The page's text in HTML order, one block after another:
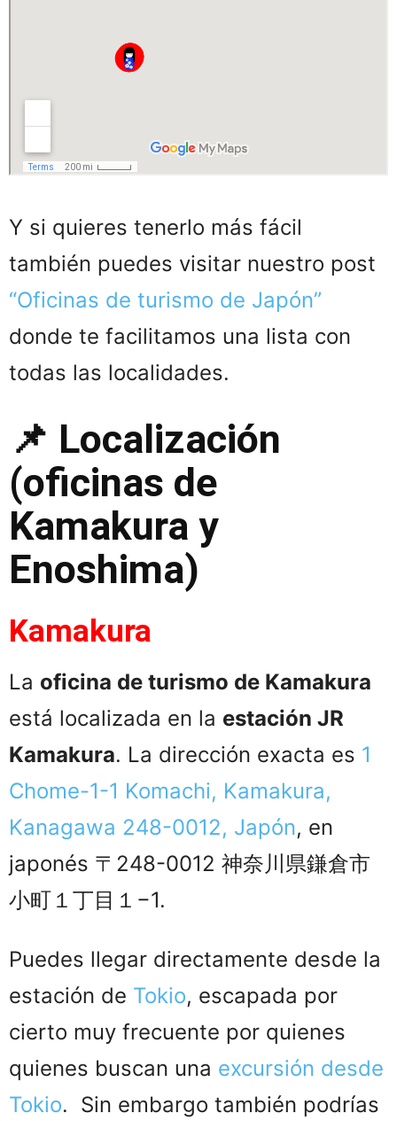
Y si quieres tenerlo más fácil
también puedes visitar nuestro post
“Oficinas de turismo de Japón”
donde te facilitamos una lista con
todas las localidades.
📌 Localización
(oficinas de
Kamakura y
Enoshima)
Kamakura
La oficina de turismo de Kamakura
está localizada en la estación JR
Kamakura. La dirección exacta es 1
Chome-1-1 Komachi, Kamakura,
Kanagawa 248-0012, Japón, en
japonés 〒248-0012 神奈川県鎌倉市
小町１丁目１−1.
Puedes llegar directamente desde la
estación de Tokio, escapada por
cierto muy frecuente por quienes
quienes buscan una excursión desde
Tokio. Sin embargo también podrías